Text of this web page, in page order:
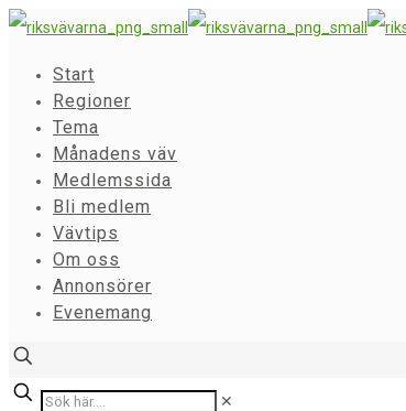
Start
Regioner
Tema
Månadens väv
Medlemssida
Bli medlem
Vävtips
Om oss
Annonsörer
Evenemang
✕